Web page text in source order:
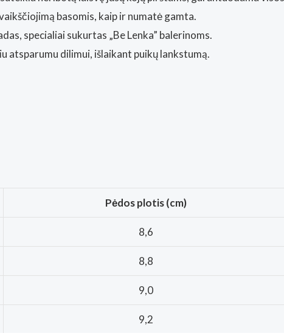
basomis, kaip ir numatė gamta.
specialiai sukurtas „Be Lenka” balerinoms.
atsparumu dilimui, išlaikant puikų lankstumą.
Pėdos plotis (cm)
8,6
8,8
9,0
9,2